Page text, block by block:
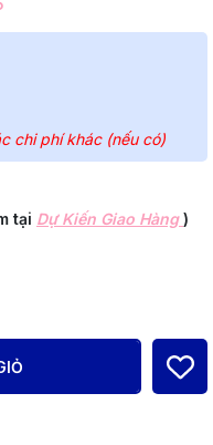
chi phí khác (nếu có)
tại Dự Kiến Giao Hàng)